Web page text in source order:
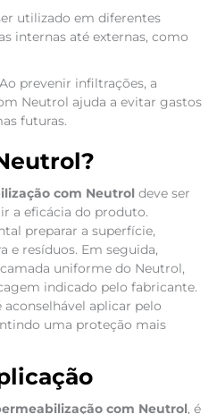
utilizado em diferentes
internas até externas, como
Ao prevenir infiltrações, a
Neutrol ajuda a evitar gastos
futuras.
com Neutrol deve ser
a eficácia do produto.
preparar a superfície,
e resíduos. Em seguida,
uniforme do Neutrol,
indicado pelo fabricante.
aconselhável aplicar pelo
uma proteção mais
com Neutrol, é